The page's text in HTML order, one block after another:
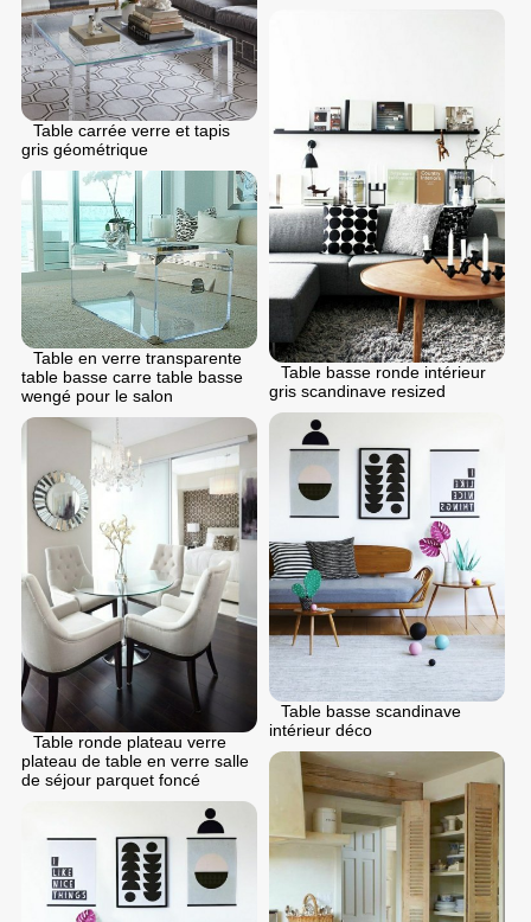
Table carrée verre et tapis
gris géométrique
Table basse ronde intérieur
gris scandinave resized
Table en verre transparente
table basse carre table basse
wengé pour le salon
Table basse scandinave
intérieur déco
Table ronde plateau verre
plateau de table en verre salle
de séjour parquet foncé